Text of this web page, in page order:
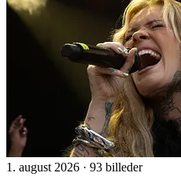
1. august 2026 · 93 billeder